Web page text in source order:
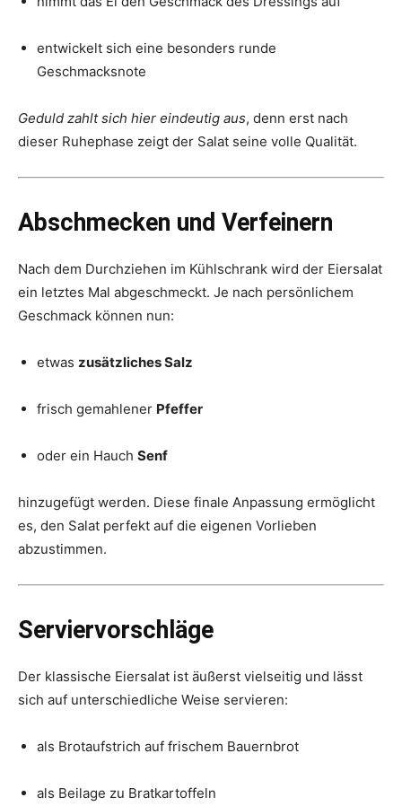
entwickelt sich eine besonders runde
Geschmacksnote
Geduld zahlt sich hier eindeutig aus, denn erst nach
dieser Ruhephase zeigt der Salat seine volle Qualität.
Abschmecken und Verfeinern
Nach dem Durchziehen im Kühlschrank wird der Eiersalat
ein letztes Mal abgeschmeckt. Je nach persönlichem
Geschmack können nun:
etwas zusätzliches Salz
frisch gemahlener Pfeffer
oder ein Hauch Senf
hinzugefügt werden. Diese finale Anpassung ermöglicht
es, den Salat perfekt auf die eigenen Vorlieben
abzustimmen.
Serviervorschläge
Der klassische Eiersalat ist äußerst vielseitig und lässt
sich auf unterschiedliche Weise servieren:
als Brotaufstrich auf frischem Bauernbrot
als Beilage zu Bratkartoffeln